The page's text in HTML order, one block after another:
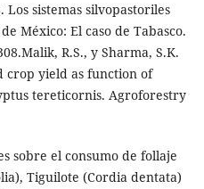
Los sistemas silvopastoriles
México: El caso de Tabasco.
R.S., y Sharma, S.K.
crop yield as function of
tereticornis. Agroforestry
sobre el consumo de follaje
Tiguilote (Cordia dentata)